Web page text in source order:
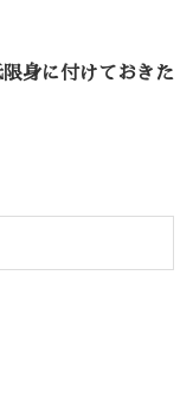
身に付けておきた